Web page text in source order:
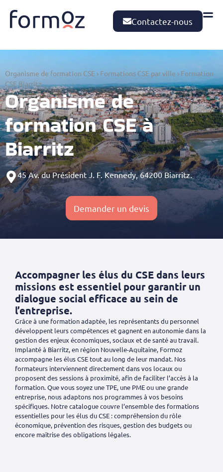
Contactez-nous
Organisme de formation CSE › Formations CSE par ville › Formation
CSE Biarritz
Organisme de
formation CSE à
Biarritz
45 Av. du Président J. F. Kennedy, 64200 Biarritz.
Demander un devis
Accompagner les élus du CSE dans leurs
missions est essentiel pour garantir un
dialogue social efficace au sein de
l’entreprise.
Grâce à une formation adaptée, les représentants du personnel
développent leurs compétences et gagnent en autonomie dans la
gestion des enjeux économiques, sociaux et de santé au travail.
Implanté à Biarritz, en région Nouvelle-Aquitaine, Formoz
accompagne les élus CSE tout au long de leur mandat. Nos
formateurs interviennent directement dans vos locaux ou
proposent des sessions à proximité, afin de faciliter l’accès à la
formation. Que vous soyez une TPE, une PME ou une grande
entreprise, nous adaptons nos programmes à vos besoins
spécifiques. Notre catalogue couvre l’ensemble des formations
essentielles pour les élus du CSE : compréhension du rôle
économique, prévention des risques, gestion des budgets ou
encore maîtrise des obligations légales.